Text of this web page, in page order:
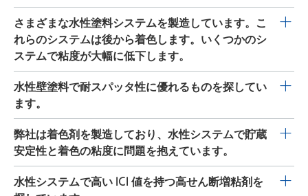
試験に成功しています。LAPONITE RDSは、無機ポリリ
ン酸塩ペプタイザーを含む合成層状ケイ酸塩です。水中
で水和して膨潤し、ゾルとして知られる低粘度で無色透
明のコロイド分散系が得られます。水中濃度 10％で、24
時間にわたって自由流動を維持します。少量の電解質を
添加すると、高チキソトロピー性ゲルが速やかに形成さ
れます。
性した合成層状ケイ酸塩です。水中で水和して膨潤し、
ゾルとして知られる半透明で無色のコロイド分散液が得
られます。水中の固体濃度 25％で、1 年間にわたって自
由流動を維持します。少量の電解質を添加するか、樹
脂、界面活性剤、顔料などを含む調合を添加すると、高
RHEOBYK-T 1000 VFとRHEOBYK-T 1010 VFはともに、
ニュートン流動挙動を生成する会合性ポリウレタン増粘
剤です。両製品は高せん断領域で粘度を増加させ、低せ
ん断領域で与える影響は極めてわずかです。これらの添
加剤は液体なので、取り扱いが簡単です。導入の際に、
pH 値の調整や温度制御は不要です。 推奨レベル： 目標
とする調合の性質に応じて、全調合に対して 1.0～4.0％
の添加剤（納入形態）。 上記の推奨レベルを方針として
使用することができます。最適なレベルは、一連のラボ
試験を通して決定されます。
さまざまな水性塗料システムを製造しています。こ
れらのシステムは後から着色します。いくつかのシ
ステムで粘度が大幅に低下します。
RHEOBYK-7600は、低せん断領域で粘度をかなり増加さ
せ、着色剤の添加時に粘度を安定化し、色受容性を向上
させます。かなりのたれ防止と良好なレベリングが得ら
れます。本添加剤は液体で、その組成のためシステムに
非常に良く適合するので、導入や取り扱いが簡単です。
たれの傾向や貯蔵安定性が改善されます。導入の際に、
pH 値の調整や温度制御は不要です。高せん断領域で有効
水性壁塗料で耐スパッタ性に優れるものを探してい
ます。
弊社の高せん断増粘剤RHEOBYK-L 1400 VF、RHEOBYK-T
1000 VF、RHEOBYK-T 1010 VFは、塗布の際のスパッタ
を抑制します。層の厚みを増加させることにより、流動
性とレベリングの間の優れたバランスを実現することが
弊社は着色剤を製造しており、水性システムで貯蔵
安定性と着色の粘度に問題を抱えています。
OPTIGEL-WXは、活性フィロケイ酸塩ベースのレオロジ
水性システムで高い ICI 値を持つ高せん断増粘剤を